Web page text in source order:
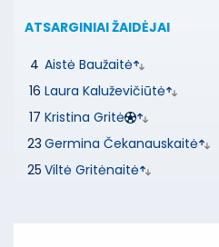
ATSARGINIAI ŽAIDĖJAI
4 Aistė Baužaitė
16 Laura Kaluževičiūtė
17 Kristina Gritė
23 Germina Čekanauskaitė
25 Viltė Gritėnaitė